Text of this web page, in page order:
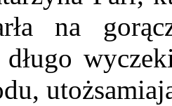
na
długo